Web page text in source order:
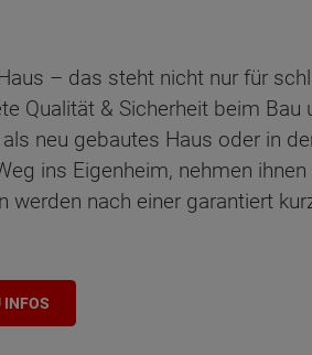
– das steht nicht nur für
Qualität & Sicherheit beim
neu gebautes Haus oder in
ins Eigenheim, nehmen
werden nach einer garantiert
INFOS